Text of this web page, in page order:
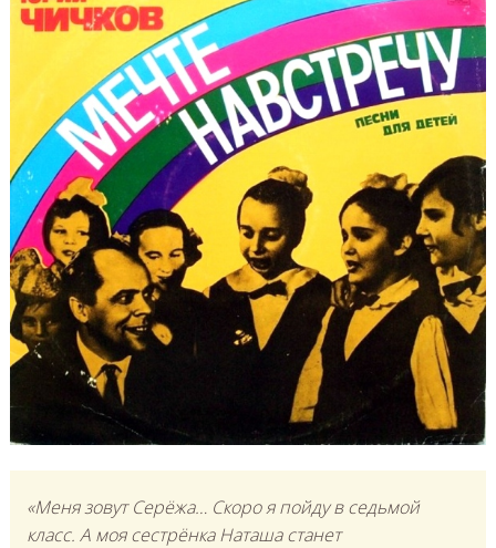
«Меня зовут Серёжа… Скоро я пойду в седьмой
класс. А моя сестрёнка Наташа станет